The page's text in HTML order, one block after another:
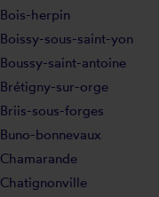
Bois-herpin
Boissy-sous-saint-yon
Boussy-saint-antoine
Brétigny-sur-orge
Briis-sous-forges
Buno-bonnevaux
Chamarande
Chatignonville